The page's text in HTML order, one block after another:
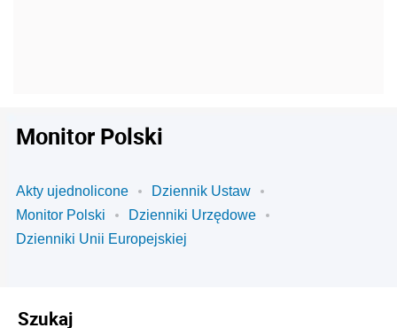
Monitor Polski
Akty ujednolicone
Dziennik Ustaw
Monitor Polski
Dzienniki Urzędowe
Dzienniki Unii Europejskiej
Szukaj